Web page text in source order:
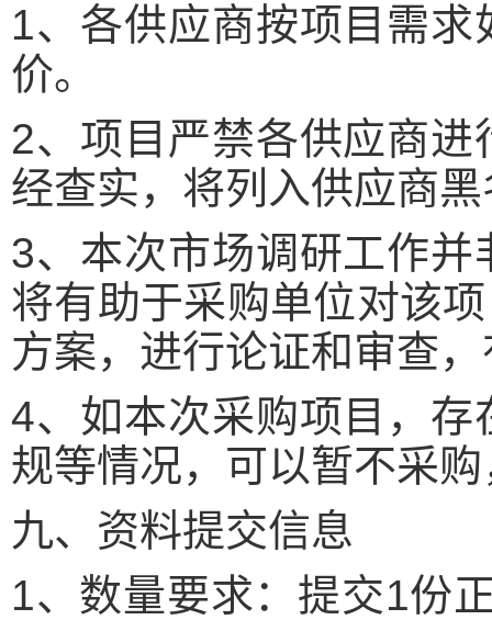
1、各供应商按项目需
价。
2、项目严禁各供应商
经查实，将列入供应商
3、本次市场调研工作
将有助于采购单位对该
方案，进行论证和审查
4、如本次采购项目，
规等情况，可以暂不采
九、资料提交信息
1、数量要求：提交1份